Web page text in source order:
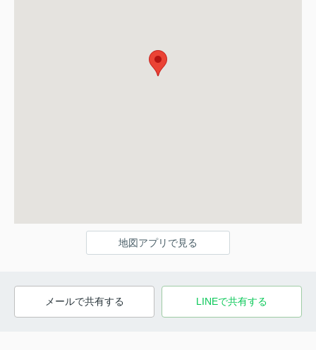
地図アプリで見る
メールで共有する LINEで共有する